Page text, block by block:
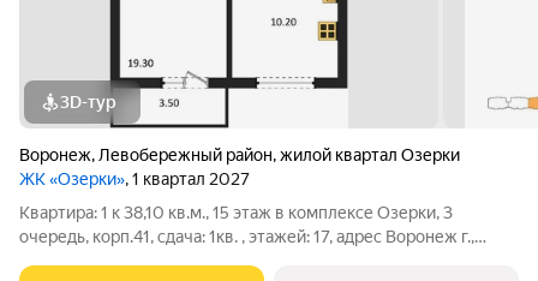
3D-тур
Воронеж, Левобережный район,жилой квартал Озерки
ЖК «Озерки», 1 квартал 2027
Квартира: 1 к 38,10 кв.м., 15 этаж в комплексе Озерки, 3
очередь, корп.41, сдача: 1кв. , этажей: 17, адрес Воронеж г.,